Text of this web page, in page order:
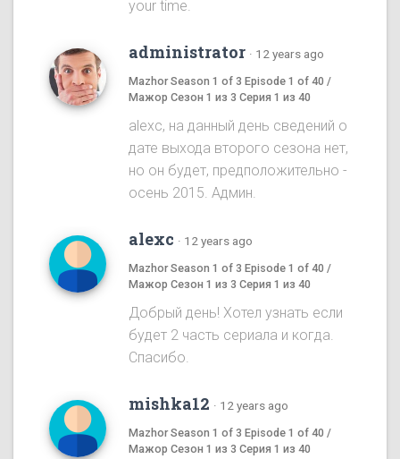
your time.
administrator · 12 years ago
Mazhor Season 1 of 3 Episode 1 of 40 /
Мажор Сезон 1 из 3 Серия 1 из 40
alexc, на данный день сведений о
дате выхода второго сезона нет,
но он будет, предположительно -
осень 2015. Админ.
alexc · 12 years ago
Mazhor Season 1 of 3 Episode 1 of 40 /
Мажор Сезон 1 из 3 Серия 1 из 40
Добрый день! Хотел узнать если
будет 2 часть сериала и когда.
Спасибо.
mishka12 · 12 years ago
Mazhor Season 1 of 3 Episode 1 of 40 /
Мажор Сезон 1 из 3 Серия 1 из 40